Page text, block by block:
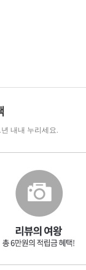
내내 누리세요.